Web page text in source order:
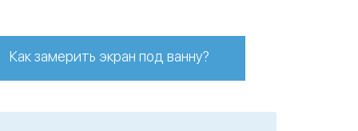
Как замерить экран под ванну?